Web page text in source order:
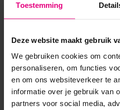
Toestemming
Deze website maakt gebruik
We gebruiken cookies om
personaliseren, om functies
en om ons websiteverkeer te
informatie over je gebruik van
partners voor social media,
Application error: a client-side